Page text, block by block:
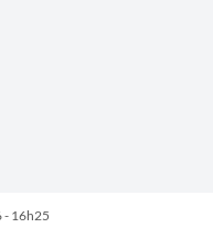
- 16h25